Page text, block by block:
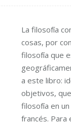
La filosofía
cosas, por
filosofía que
a este libro:
objetivos,
filosofía en
francés. Para